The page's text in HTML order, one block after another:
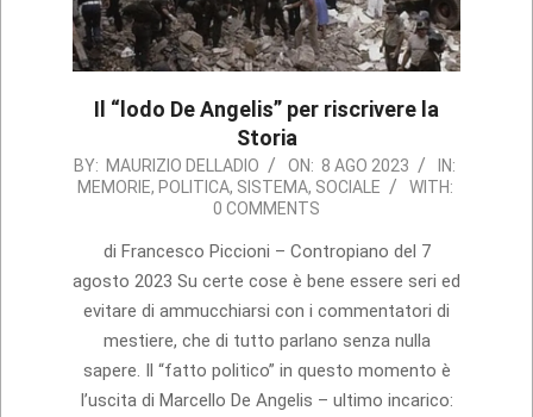
Il “lodo De Angelis” per riscrivere la
Storia
2023-
08-
BY: MAURIZIO DELLADIO ON: 8 AGO 2023
IN:
MEMORIE, POLITICA, SISTEMA, SOCIALE
WITH:
0 COMMENTS
di Francesco Piccioni – Contropiano del 7
agosto 2023 Su certe cose è bene essere seri ed
evitare di ammucchiarsi con i commentatori di
mestiere, che di tutto parlano senza nulla
sapere. Il “fatto politico” in questo momento è
l’uscita di Marcello De Angelis – ultimo incarico: